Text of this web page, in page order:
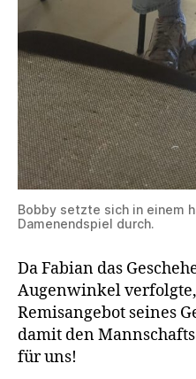
Bobby setzte sich in einem
Damenendspiel durch.
Da Fabian das
Augenwinkel
Remisangebot seines
damit den
für uns!